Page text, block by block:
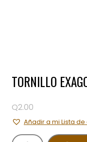
TORNILLO
Q2.00
Añadir a mi Lista
TORNILLO